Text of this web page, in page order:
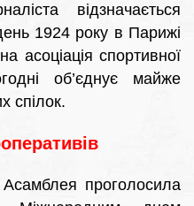
відзначається
1924 року в Парижі
асоціація спортивної
об’єднує майже
спілок.
проголосила